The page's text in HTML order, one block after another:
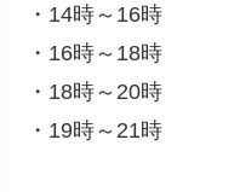
・14時～16時
・16時～18時
・18時～20時
・19時～21時